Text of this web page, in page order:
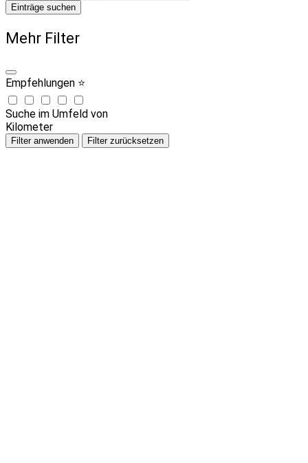
Einträge suchen
Mehr Filter
Empfehlungen ⭐
Suche im Umfeld von
Kilometer
Filter anwenden Filter zurücksetzen